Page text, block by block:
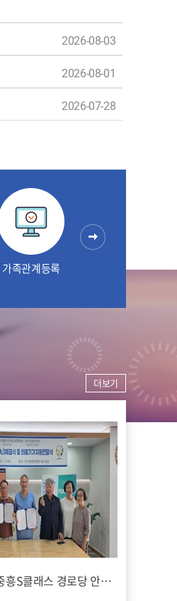
2026-08-03
2026-08-01
2026-07-28
가족관계등록 정부공개포털
단원구 선부2동, 중흥S클래스 경로당 안산생생한의원과 건강돌봄 업무협약(MOU) 체결
더보기